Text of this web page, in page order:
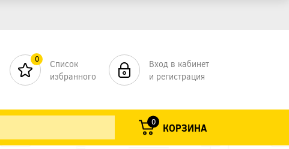
0
Список
избранного
Вход в кабинет
и регистрация
0 КОРЗИНА